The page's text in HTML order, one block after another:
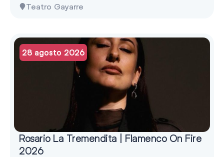
Teatro Gayarre
28 agosto 2026
Rosario La Tremendita | Flamenco On Fire
2026